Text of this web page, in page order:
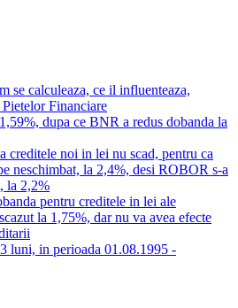
se calculeaza, ce il influenteaza,
Financiare
dupa ce BNR a redus dobanda la
creditele noi in lei nu scad, pentru ca
neschimbat, la 2,4%, desi ROBOR s-a
la 2,2%
pentru creditele in lei ale
la 1,75%, dar nu va avea efecte
luni, in perioada 01.08.1995 -